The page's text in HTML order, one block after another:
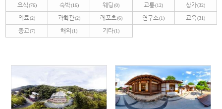
요식(76) 숙박(16) 웨딩 (0) 교통(12) 상가(32)
의료(2) 과학관(2) 레포츠(6) 연구소(1) 교육(31)
종교(7) 해외 (1) 기타(1)